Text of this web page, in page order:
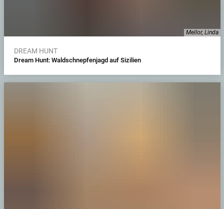
Mellor, Linda
DREAM HUNT
Dream Hunt: Waldschnepfenjagd auf Sizilien